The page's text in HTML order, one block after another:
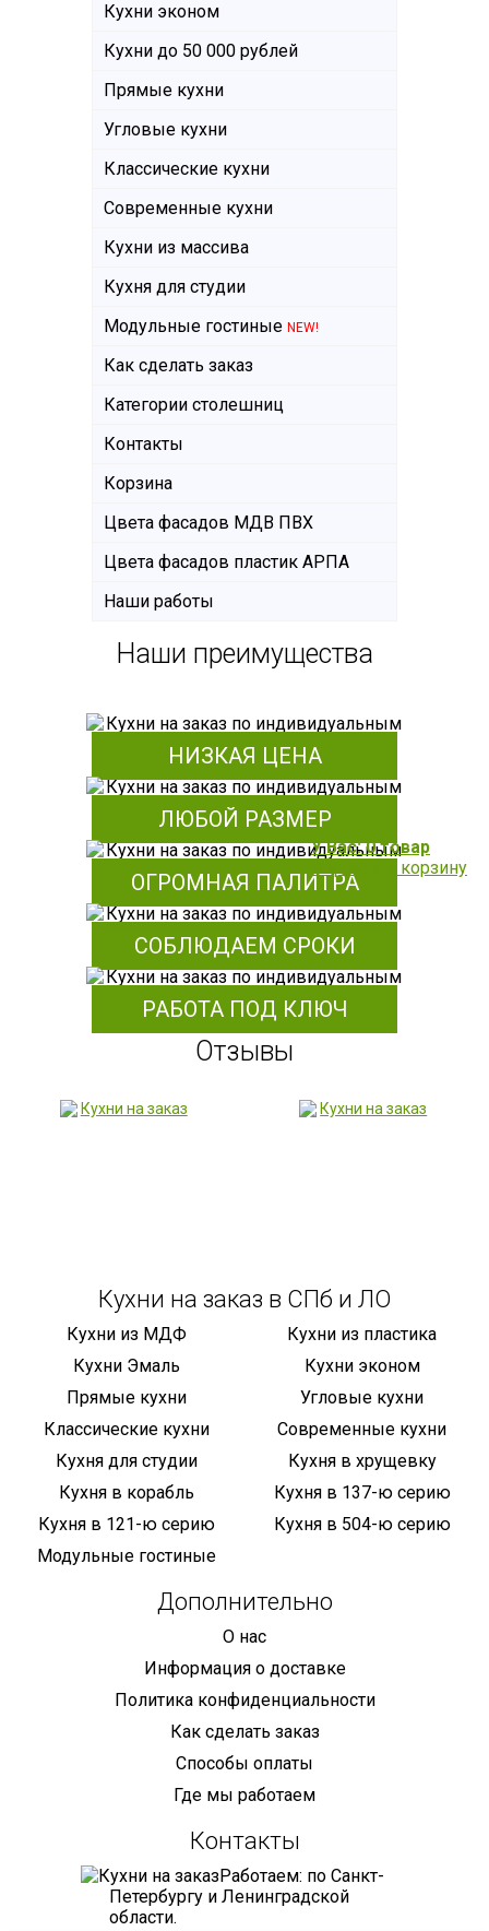
Кухни эконом
Кухни до 50 000 рублей
Прямые кухни
Угловые кухни
Классические кухни
Современные кухни
Кухни из массива
Кухня для студии
Модульные гостиные NEW!
Как сделать заказ
Категории столешниц
Контакты
Корзина
Цвета фасадов МДВ ПВХ
Цвета фасадов пластик АРПА
Наши работы
Наши преимущества
НИЗКАЯ ЦЕНА
ЛЮБОЙ РАЗМЕР
ОГРОМНАЯ ПАЛИТРА
СОБЛЮДАЕМ СРОКИ
РАБОТА ПОД КЛЮЧ
Отзывы
У Вас: 0 товар
Перейти в корзину
Кухни на заказ в СПб и ЛО
Кухни из МДФ
Кухни из пластика
Кухни Эмаль
Кухни эконом
Прямые кухни
Угловые кухни
Классические кухни
Современные кухни
Кухня для студии
Кухня в хрущевку
Кухня в корабль
Кухня в 137-ю серию
Кухня в 121-ю серию
Кухня в 504-ю серию
Модульные гостиные
Дополнительно
О нас
Информация о доставке
Политика конфиденциальности
Как сделать заказ
Способы оплаты
Где мы работаем
Контакты
Работаем: по Санкт-
Петербургу и Ленинградской
области.